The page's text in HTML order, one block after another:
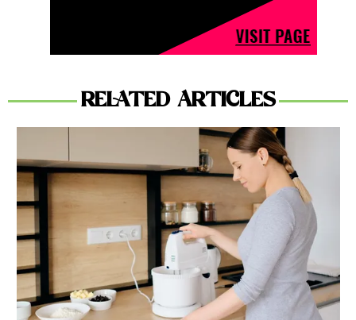
RELATED ARTICLES